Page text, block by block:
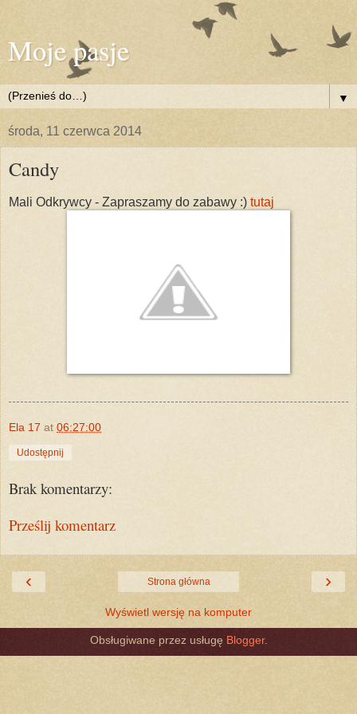
Moje pasje
▼
środa, 11 czerwca 2014
Candy
Mali Odkrywcy - Zapraszamy do zabawy :) tutaj
Ela 17 at 06:27:00
Udostępnij
Brak komentarzy:
Prześlij komentarz
‹ ›
Strona główna
Wyświetl wersję na komputer
Obsługiwane przez usługę Blogger.